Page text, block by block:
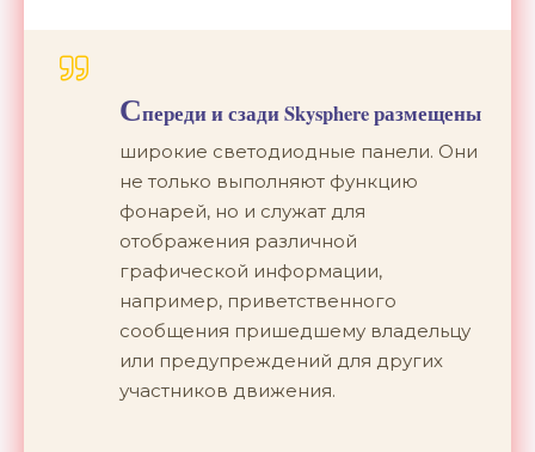
Спереди и сзади Skysphere размещены
широкие светодиодные панели. Они
не только выполняют функцию
фонарей, но и служат для
отображения различной
графической информации,
например, приветственного
сообщения пришедшему владельцу
или предупреждений для других
участников движения.